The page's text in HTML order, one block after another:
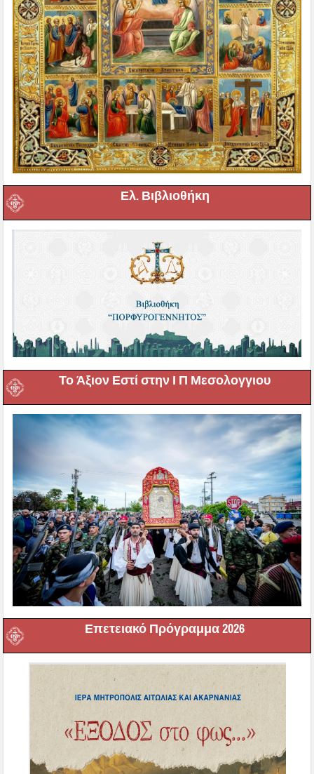
Ελ. Βιβλιοθήκη
Το Άξιον Εστί στην Ι Π Μεσολογγιου
Επετειακό Πρόγραμμα 2026